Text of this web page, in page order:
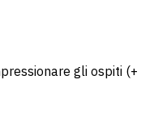
gli ospiti (+